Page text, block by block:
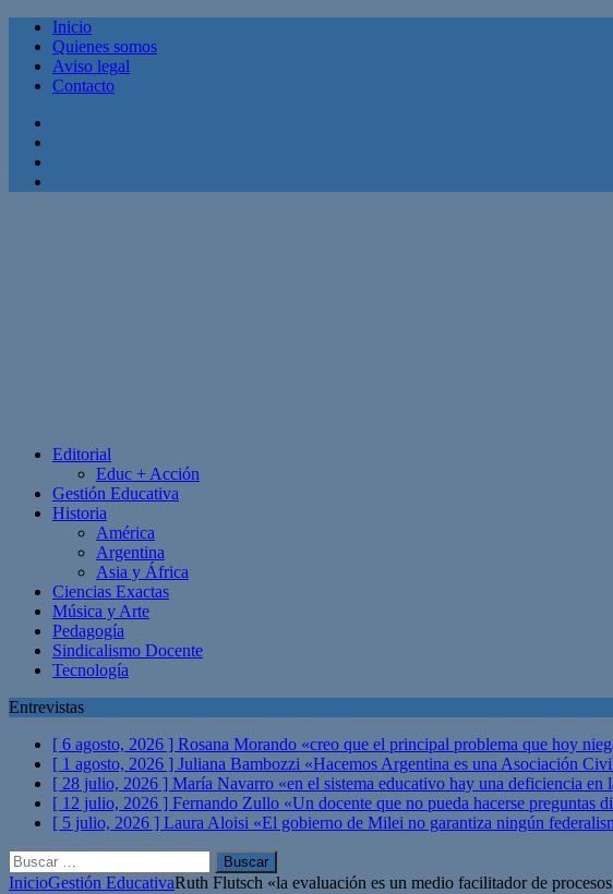
Inicio
Quienes somos
Aviso legal
Contacto
Editorial
Educ + Acción
Gestión Educativa
Historia
América
Argentina
Asia y África
Ciencias Exactas
Música y Arte
Pedagogía
Sindicalismo Docente
Tecnología
Entrevistas
[ 6 agosto, 2026 ] Rosana Morando «creo que el principal problema que hoy
[ 1 agosto, 2026 ] Juliana Bambozzi «Hacemos Argentina es una Asociación
[ 28 julio, 2026 ] María Navarro «en el sistema educativo hay una deficiencia
[ 12 julio, 2026 ] Fernando Zullo «Un docente que no pueda hacerse preguntas
[ 5 julio, 2026 ] Laura Aloisi «El gobierno de Milei no garantiza ningún
Buscar:
InicioGestión EducativaRuth Flutsch «la evaluación es un medio facilitador de